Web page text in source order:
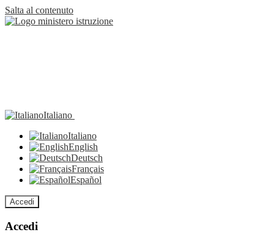
Salta al contenuto
Italiano
Italiano
English
Deutsch
Français
Español
Accedi
Accedi